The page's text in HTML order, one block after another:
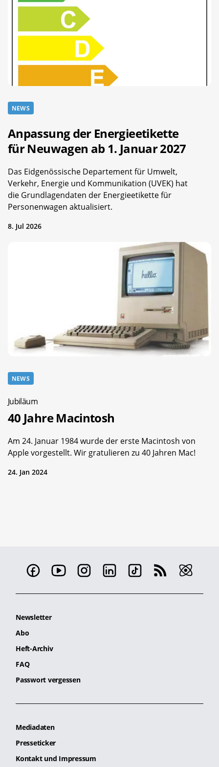
NEWS
Anpassung der Energieetikette
für Neuwagen ab 1. Januar 2027
Das Eidgenössische Departement für Umwelt,
Verkehr, Energie und Kommunikation (UVEK) hat
die Grundlagendaten der Energieetikette für
Personenwagen aktualisiert.
8. Jul 2026
NEWS
Jubiläum
40 Jahre Macintosh
Am 24. Januar 1984 wurde der erste Macintosh von
Apple vorgestellt. Wir gratulieren zu 40 Jahren Mac!
24. Jan 2024
Newsletter
Abo
Heft-Archiv
FAQ
Passwort vergessen
Mediadaten
Presseticker
Kontakt und Impressum